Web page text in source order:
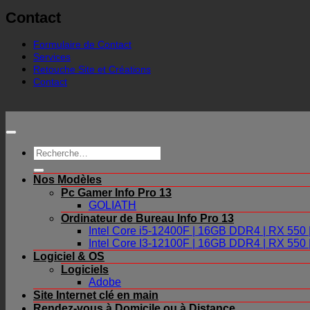
Contact
Formulaire de Contact
Services
Retouche Site et Créations
Contact
Recherche
pour :
Nos Modèles
Pc Gamer Info Pro 13
GOLIATH
Ordinateur de Bureau Info Pro 13
Intel Core i5-12400F | 16GB DDR4 | RX 550
Intel Core I3-12100F | 16GB DDR4 | RX 550
Logiciel & OS
Logiciels
Adobe
Site Internet clé en main